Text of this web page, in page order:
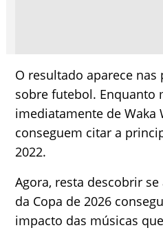
O resultado aparece nas
sobre futebol. Enquanto
imediatamente de Waka
conseguem citar a
2022.
Agora, resta descobrir
da Copa de 2026
impacto das músicas